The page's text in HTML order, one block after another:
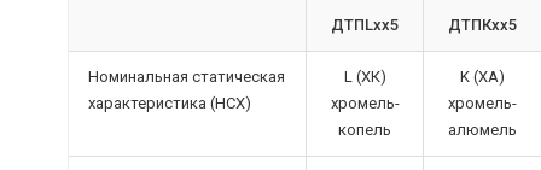
ДТПLхх5 ДТПКхх5
Номинальная статическая
характеристика (НСХ)
L (ХК)
хромель-
копель
K (ХА)
хромель-
алюмель